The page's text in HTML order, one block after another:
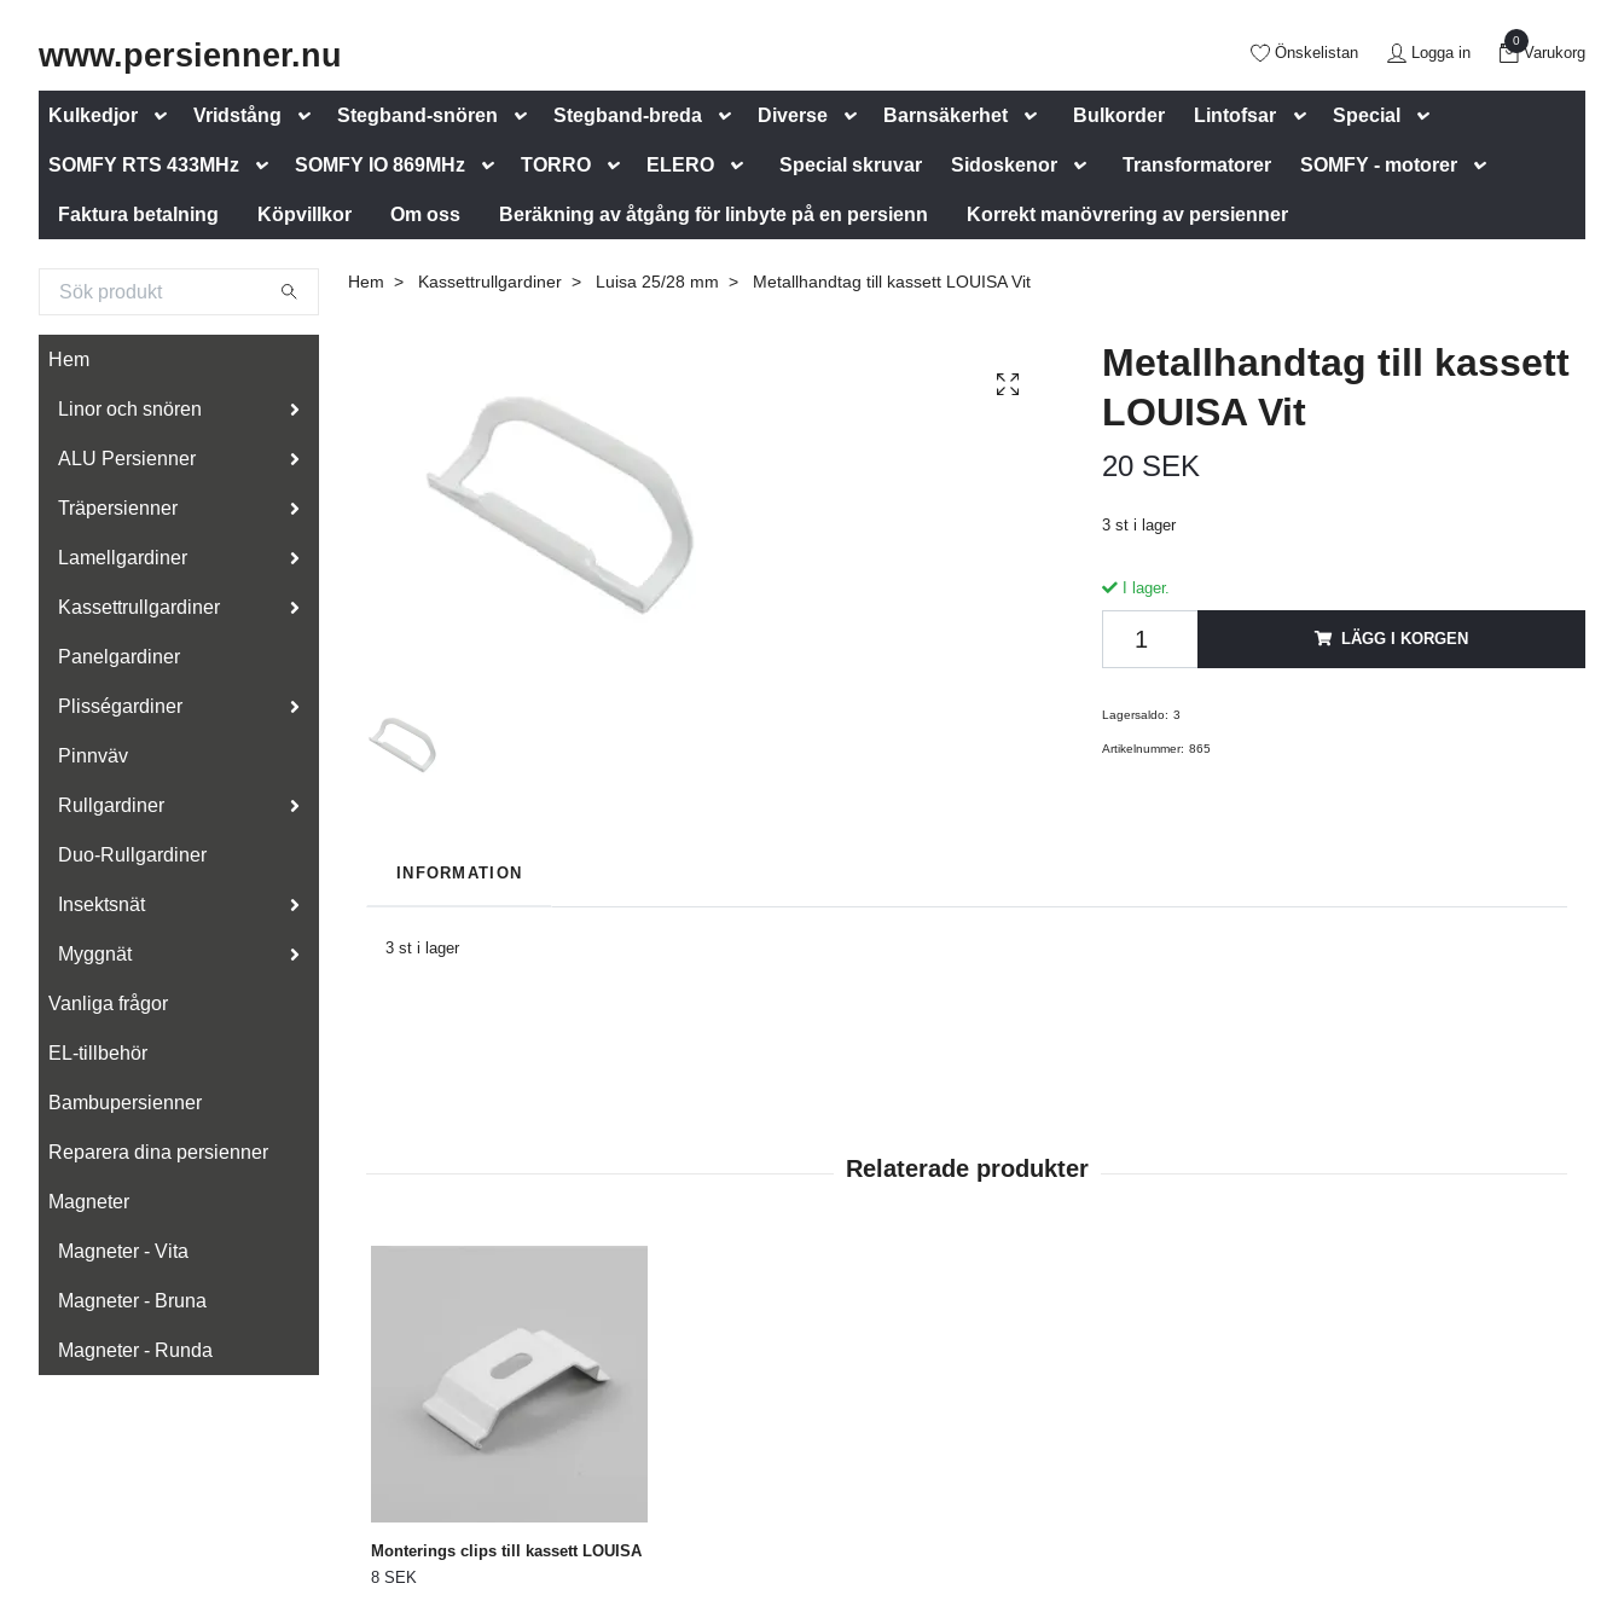
www.persienner.nu Önskelistan Logga in
0
Varukorg
Kulkedjor Vridstång Stegband-snören Stegband-breda Diverse Barnsäkerhet Bulkorder Lintofsar Special
SOMFY RTS 433MHz SOMFY IO 869MHz TORRO ELERO Special skruvar Sidoskenor Transformatorer SOMFY - motorer
Faktura betalning Köpvillkor Om oss Beräkning av åtgång för linbyte på en persienn Korrekt manövrering av persienner
Hem
Linor och snören
ALU Persienner
Träpersienner
Lamellgardiner
Kassettrullgardiner
Panelgardiner
Plisségardiner
Pinnväv
Rullgardiner
Duo-Rullgardiner
Insektsnät
Myggnät
Vanliga frågor
EL-tillbehör
Bambupersienner
Reparera dina persienner
Magneter
Magneter - Vita
Magneter - Bruna
Magneter - Runda
Hem Kassettrullgardiner Luisa 25/28 mm Metallhandtag till kassett LOUISA Vit
Metallhandtag till kassett
LOUISA Vit
20 SEK
3 st i lager
I lager.
LÄGG I KORGEN
Lagersaldo: 3
Artikelnummer: 865
INFORMATION
3 st i lager
Monterings clips till kassett LOUISA
8 SEK